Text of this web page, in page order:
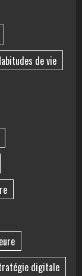
de vie
digitale